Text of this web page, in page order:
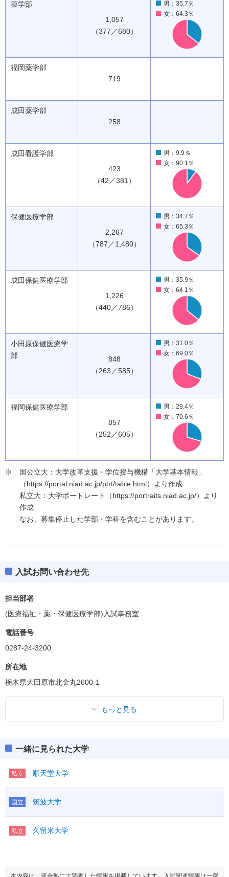
薬学部
1,057
（377／680）
男：35.7％
女：64.3％
福岡薬学部
719
成田薬学部
258
成田看護学部
423
（42／381）
男：9.9％
女：90.1％
保健医療学部
2,267
（787／1,480）
男：34.7％
女：65.3％
成田保健医療学部
1,226
（440／786）
男：35.9％
女：64.1％
小田原保健医療学
部
848
（263／585）
男：31.0％
女：69.0％
福岡保健医療学部
857
（252／605）
男：29.4％
女：70.6％
国公立大：大学改革支援・学位授与機構「大学基本情報」
（https://portal.niad.ac.jp/ptrt/table.html）より作成
私立大：大学ポートレート（https://portraits.niad.ac.jp/）より
作成
なお、募集停止した学部・学科を含むことがあります。
入試お問い合わせ先
担当部署
(医療福祉・薬・保健医療学部)入試事務室
電話番号
0287-24-3200
所在地
栃木県大田原市北金丸2600-1
もっと見る
一緒に見られた大学
私立 順天堂大学
国立 筑波大学
私立 久留米大学